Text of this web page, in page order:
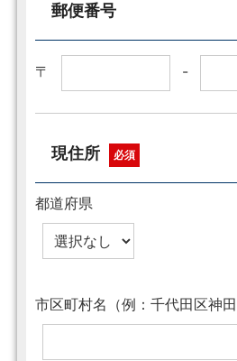
郵便番号
〒 -
現住所 必須
都道府県
市区町村名（例：千代田区神田